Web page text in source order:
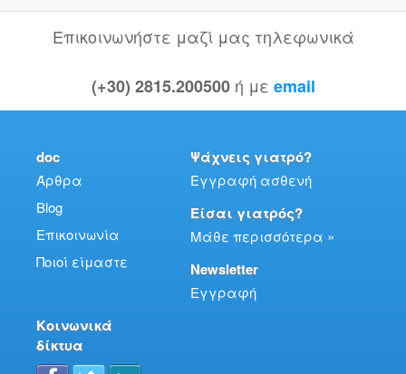
Επικοινωνήστε μαζί μας τηλεφωνικά
(+30) 2815.200500 ή με email
doc
Άρθρα
Blog
Επικοινωνία
Ποιοί είμαστε
Ψάχνεις γιατρό?
Εγγραφή ασθενή
Είσαι γιατρός?
Μάθε περισσότερα »
Newsletter
Εγγραφή
Κοινωνικά
δίκτυα